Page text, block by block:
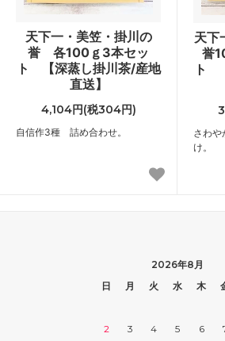
天下一・美笠・掛川の
誉 各100ｇ3本セッ
ト 【深蒸し掛川茶/産地
直送】
4,104円(税304円)
自信作3種 詰め合わせ。
天下
誉
ト
さわや
け。
2026年8月
日
月 火 水 木
2
3 4 5 6